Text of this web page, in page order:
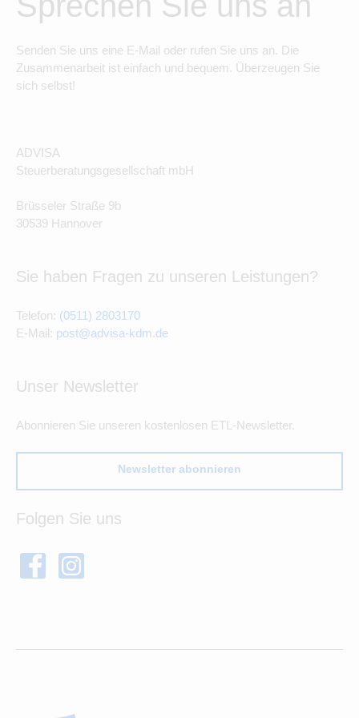
Senden Sie uns eine E-Mail oder rufen Sie uns an. Die
Zusammenarbeit ist einfach und bequem. Überzeugen Sie
sich selbst!
ADVISA
Steuerberatungsgesellschaft mbH
Brüsseler Straße 9b
30539 Hannover
Sie haben Fragen zu unseren Leistungen?
Telefon: (0511) 2803170
E-Mail: post@advisa-kdm.de
Unser Newsletter
Abonnieren Sie unseren kostenlosen ETL-Newsletter.
Newsletter abonnieren
Folgen Sie uns